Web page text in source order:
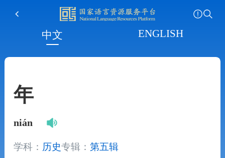
中文 ENGLISH
年
nián
学科： 历史专辑： 第五辑